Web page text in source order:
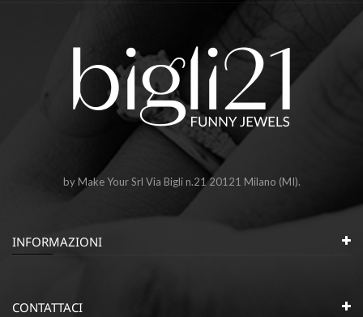
by Make Your Srl Via Bigli n.21 20121 Milano (MI).
INFORMAZIONI
CONTATTACI